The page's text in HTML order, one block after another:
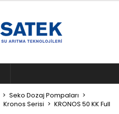
Seko Dozaj Pompaları
Kronos Serisi KRONOS 50 KK Full